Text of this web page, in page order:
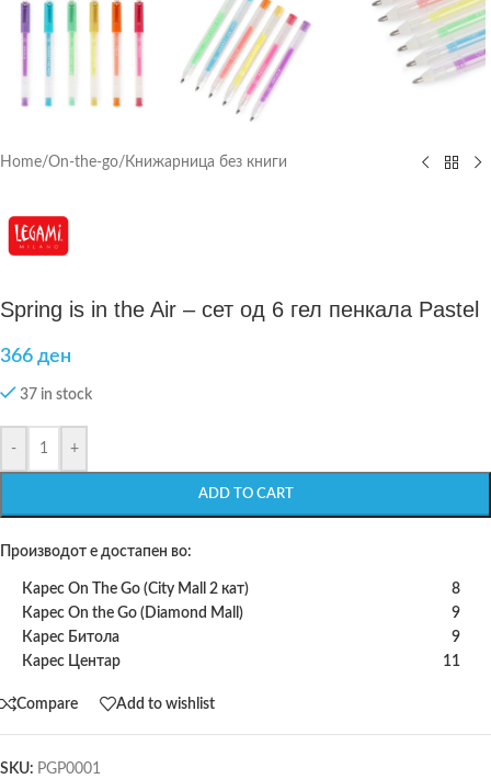
Home/On-the-go/ Книжарница без книги
Spring is in the Air – сет од 6 гел пенкала Pastel
366 ден
37 in stock
- +
ADD TO CART
Производот е достапен во:
Карес On The Go (City Mall 2 кат)
8
Карес On the Go (Diamond Mall)
9
Карес Битола
9
Карес Центар
11
Compare Add to wishlist
SKU: PGP0001